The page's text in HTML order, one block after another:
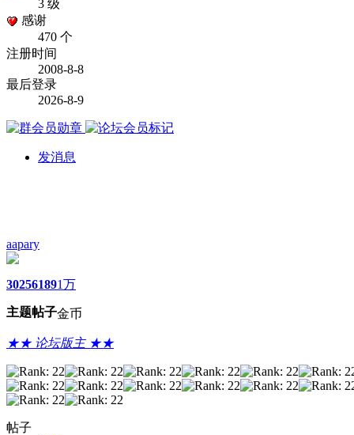
3 级
感谢
470 个
注册时间
2008-8-8
最后登录
2026-8-9
发消息
aapary
3025
主题
6189
帖子
1万
金币
★★ 论坛版主 ★★
帖子